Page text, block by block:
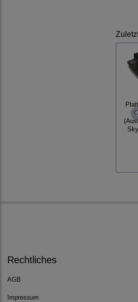
Rechtliches
AGB
Impressum